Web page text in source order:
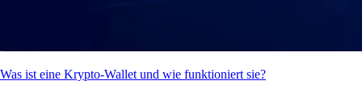
Was ist eine Krypto-Wallet und wie funktioniert sie?